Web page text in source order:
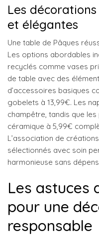
Les
et élégantes
Une table de Pâques
Les options abordables
recyclés comme vases
de table avec des
d’accessoires basiques
gobelets à 13,99€. Les
champêtre, tandis que
céramique à 5,99€
L’association de
sélectionnés avec soin
harmonieuse sans
Les astuces
pour une
responsable